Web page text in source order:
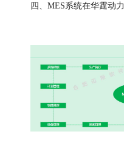
四、MES系统在华霆动力